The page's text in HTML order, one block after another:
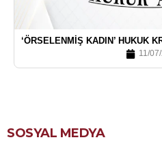
‘ÖRSELENMIŞ KADIN’ HUKUK
11/
SOSYAL MEDYA